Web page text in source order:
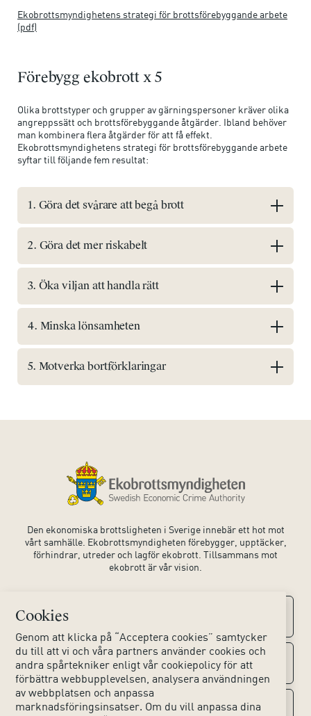
Cookies
Genom att klicka på “Acceptera cookies” samtycker
du till att vi och våra partners använder cookies och
andra spårtekniker enligt vår cookiepolicy för att
förbättra webbupplevelsen, analysera användningen
av webbplatsen och anpassa
marknadsföringsinsatser. Om du vill anpassa dina
Ekobrottsmyndighetens strategi för brottsförebyggande arbete
(pdf)
Förebygg ekobrott x 5
Olika brottstyper och grupper av gärningspersoner kräver olika
angreppssätt och brottsförebyggande åtgärder. Ibland behöver
man kombinera flera åtgärder för att få effekt.
Ekobrottsmyndighetens strategi för brottsförebyggande arbete
syftar till följande fem resultat:
1. Göra det svårare att begå brott
2. Göra det mer riskabelt
3. Öka viljan att handla rätt
4. Minska lönsamheten
5. Motverka bortförklaringar
Den ekonomiska brottsligheten i Sverige innebär ett hot mot
vårt samhälle. Ekobrottsmyndigheten förebygger, upptäcker,
förhindrar, utreder och lagför ekobrott. Tillsammans mot
ekobrott är vår vision.
Kontaktuppgifter
Kontakta oss
Huvudkontoret
Om webbplatsen
Tillgänglighet webbplats
Sociala medier